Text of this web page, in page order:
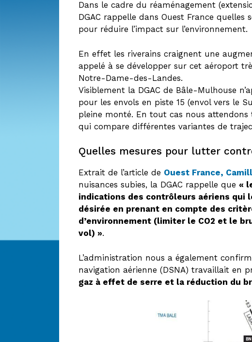
Dans le cadre du réaménagement
DGAC rappelle dans Ouest France
pour réduire l’impact sur l’environnement.
En effet les riverains craignent une
appelé à se développer sur cet aéroport
Notre-Dame-des-Landes.
Visiblement la DGAC de Bâle-Mulhouse
pour les envols en piste 15 (envol vers le
pleine monté. En tout cas nous attendons
qui compare différentes variantes de
Quelles mesures pour lutter
Extrait de l’article de Ouest France,
nuisances subies, la DGAC rappelle que «
indications des contrôleurs aériens qui
désirée en prenant en compte des
d’environnement (limiter le CO2 et le
vol) ».
L’administration nous a également
navigation aérienne (DSNA) travaillait en
gaz à effet de serre et la réduction du